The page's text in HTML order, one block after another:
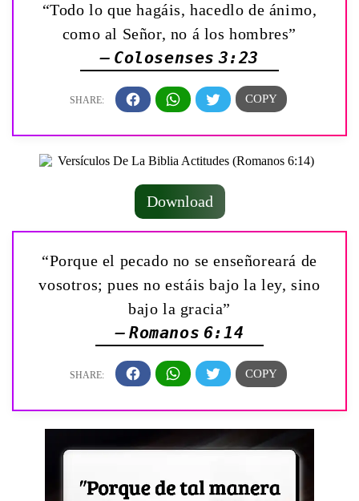
“Todo lo que hagáis, hacedlo de ánimo,
como al Señor, no á los hombres”
— Colosenses 3:23
Download
“Porque el pecado no se enseñoreará de
vosotros; pues no estáis bajo la ley, sino
bajo la gracia”
— Romanos 6:14